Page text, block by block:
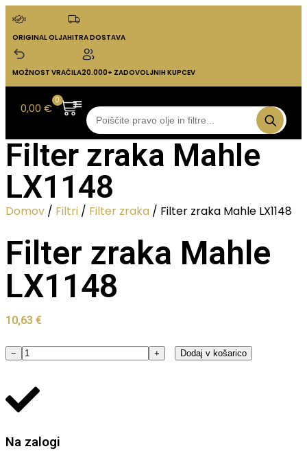
ORIGINAL OLJAHITRA DOSTAVA
MOŽNOST VRAČILA20.000+ ZADOVOLJNIH KUPCEV
0,00 €
0
Filter zraka Mahle
LX1148
Domov / Filtri / Filter zraka / Filter zraka Mahle LX1148
Filter zraka Mahle
LX1148
10,63 €
− + Dodaj v košarico
Na zalogi